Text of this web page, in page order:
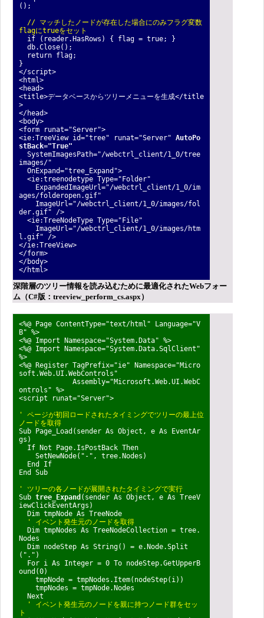
();
// マッチしたノードが存在した場合にのみフラグ変数
flagにtrueをセット
if (reader.HasRows) { flag = true; }
db.Close();
return flag;
}
</script>
<html>
<head>
<title>データベースからツリーメニューを生成</title
>
</head>
<body>
<form runat="Server">
<ie:TreeView id="tree" runat="Server" AutoPo
stBack="True"
SystemImagesPath="/webctrl_client/1_0/tree
images/"
OnExpand="tree_Expand">
<ie:treenodetype Type="Folder"
ExpandedImageUrl="/webctrl_client/1_0/im
ages/folderopen.gif"
ImageUrl="/webctrl_client/1_0/images/fol
der.gif" />
<ie:TreeNodeType Type="File"
ImageUrl="/webctrl_client/1_0/images/htm
l.gif" />
</ie:TreeView>
</form>
</body>
</html>
深階層のツリー情報を読み込むために最適化されたWebフォー
ム（C#版：treeview_perform_cs.aspx）
<%@ Page ContentType="text/html" Language="V
B" %>
<%@ Import Namespace="System.Data" %>
<%@ Import Namespace="System.Data.SqlClient"
%>
<%@ Register TagPrefix="ie" Namespace="Micro
soft.Web.UI.WebControls"
Assembly="Microsoft.Web.UI.WebC
ontrols" %>
<script runat="Server">
' ページが初回ロードされたタイミングでツリーの最上位
ノードを取得
Sub Page_Load(sender As Object, e As EventAr
gs)
If Not Page.IsPostBack Then
SetNewNode("-", tree.Nodes)
End If
End Sub
' ツリーの各ノードが展開されたタイミングで実行
Sub tree_Expand (sender As Object, e As TreeV
iewClickEventArgs)
Dim tmpNode As TreeNode
' イベント発生元のノードを取得
Dim tmpNodes As TreeNodeCollection = tree.
Nodes
Dim nodeStep As String() = e.Node.Split
(".")
For i As Integer = 0 To nodeStep.GetUpperB
ound(0)
tmpNode = tmpNodes.Item(nodeStep(i))
tmpNodes = tmpNode.Nodes
Next
' イベント発生元のノードを親に持つノード群をセッ
ト